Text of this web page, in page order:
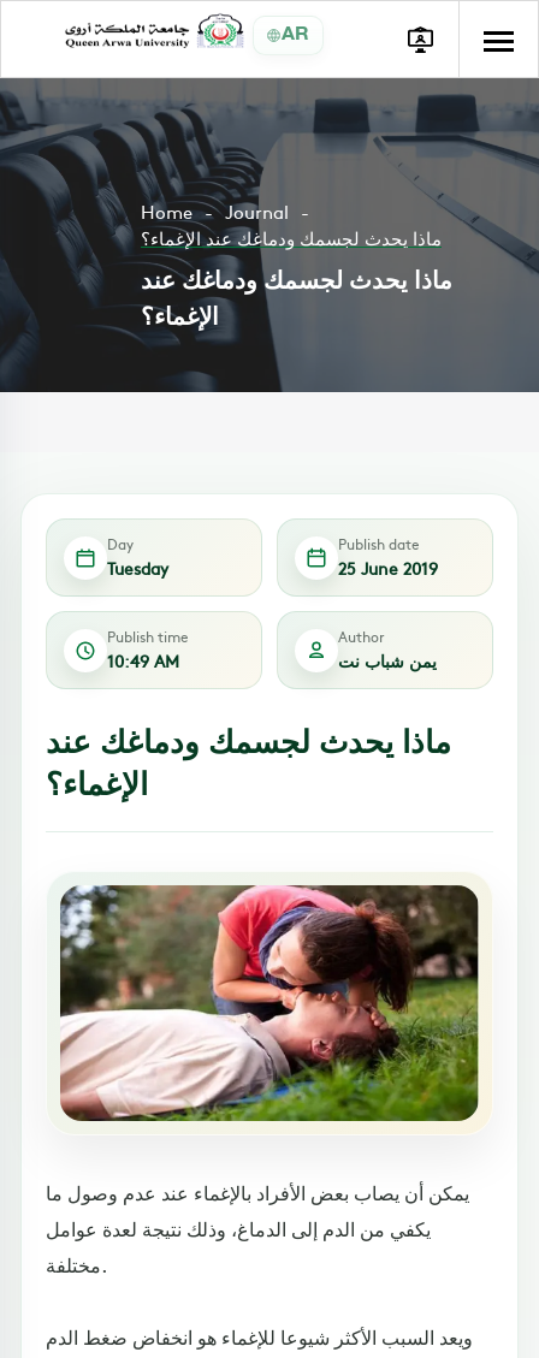
AR
Home
Journal
ماذا يحدث لجسمك ودماغك عند الإغماء؟
ماذا يحدث لجسمك ودماغك عند
الإغماء؟
Day
Tuesday
Publish date
25 June 2019
Publish time
10:49 AM
Author
يمن شباب نت
ماذا يحدث لجسمك ودماغك عند
الإغماء؟
يمكن أن يصاب بعض الأفراد بالإغماء عند عدم وصول ما
يكفي من الدم إلى الدماغ، وذلك نتيجة لعدة عوامل
مختلفة.
ويعد السبب الأكثر شيوعا للإغماء هو انخفاض ضغط الدم